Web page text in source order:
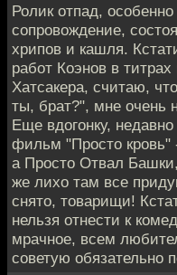
Ролик отпад,
сопровождение,
хрипов и кашля.
работ Коэнов в
Хатсакера, считаю,
ты, брат?", мне очень
Еще вдогонку,
фильм "Просто кровь"
а Просто Отвал Башки,
же лихо там все
снято, товарищи!
нельзя отнести к
мрачное, всем
советую обязательно